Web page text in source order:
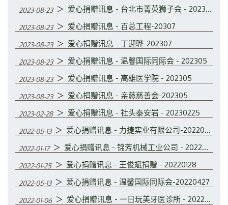
2023-08-23 ＞ 爱心捐赠讯息 - 台北市菁英狮子会 - 202308
2023-08-23 ＞ 爱心捐赠讯息 - 百总工程-20307
2023-08-23 ＞ 爱心捐赠讯息 - 丁迎骅-202307
2023-08-23 ＞ 爱心捐赠讯息 - 温馨国际同际会 - 202305
2023-08-23 ＞ 爱心捐赠讯息 - 高雄医学院 - 202305
2023-08-23 ＞ 爱心捐赠讯息 - 亲慈慈善会-202305
2023-02-28 ＞ 爱心捐赠讯息 - 社头泰安岩 - 20230225
2022-05-13 ＞ 爱心捐赠讯息 - 力捷实业有限公司-20220429
2022-01-17 ＞ 爱心捐赠讯息 - 锦芳机械工业公司 - 20220117
2022-01-25 ＞ 爱心捐赠讯息 - 王俊斌捐赠 - 20220128
2022-05-13 ＞ 爱心捐赠讯息 - 温馨国际同际会-20220427
2022-01-06 ＞ 爱心捐赠讯息 - 一日玩美牙医诊所 - 20220104